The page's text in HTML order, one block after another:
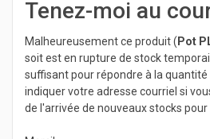
Tenez-moi au
Malheureusement ce produit ( Pot
soit est en rupture de stock
suffisant pour répondre à la
indiquer votre adresse courriel si
de l'arrivée de nouveaux stocks pour